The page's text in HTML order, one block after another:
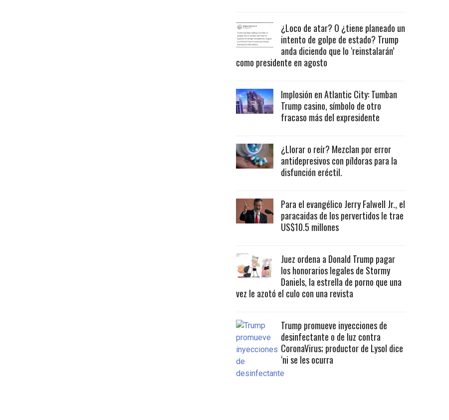
¿Loco de atar? O ¿tiene planeado un
intento de golpe de estado? Trump
anda diciendo que lo ‘reinstalarán’
como presidente en agosto
Implosión en Atlantic City: Tumban
Trump casino, símbolo de otro
fracaso más del expresidente
¿Llorar o reír? Mezclan por error
antidepresivos con píldoras para la
disfunción eréctil.
Para el evangélico Jerry Falwell Jr., el
paracaidas de los pervertidos le trae
US$10.5 millones
Juez ordena a Donald Trump pagar
los honorarios legales de Stormy
Daniels, la estrella de porno que una
vez le azotó el culo con una revista
Trump promueve inyecciones de
desinfectante o de luz contra
CoronaVirus; productor de Lysol dice
‘ni se les ocurra